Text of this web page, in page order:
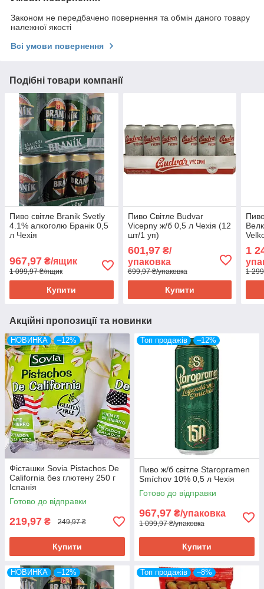
Законом не передбачено повернення та обмін даного товару
належної якості
Всі умови повернення
Подібні товари компанії
Пиво світле Branik Svetly
4.1% алкоголю Бранік 0,5
л Чехія
967,97 ₴/ящик
1 099,97 ₴/ящик
Купити
Пиво Світле Budvar
Vicepny ж/б 0,5 л Чехія (12
шт/1 уп)
601,97₴/
упаковка
699,97 ₴/упаковка
Купити
1
1
Акційні пропозиції та новинки
НОВИНКА –12%
Фісташки Sovia Pistachos De
California без глютену 250 г
Іспанія
Готово до відправки
219,97 ₴ 249,97 ₴
Купити
Топ продажів –12%
Пиво ж/б світле Staropramen
Smíchov 10% 0,5 л Чехія
Готово до відправки
967,97 ₴/упаковка
1 099,97 ₴/упаковка
Купити
НОВИНКА –12% Топ продажів –8%